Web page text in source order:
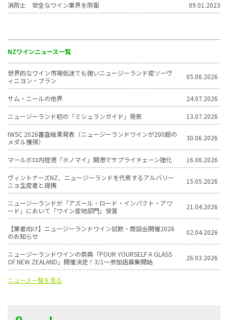
NZワインニュース一覧
世界的なワイン市場低迷でも強いニュージーランド産ソーヴ
ィニヨン・ブラン
05.08.2026
サム・ニールの他界 24.07.2026
ニュージーランド初の「ミシュランガイド」発表 13.07.2026
IWSC 2026審査結果発表（ニュージーランドワインが200超の
メダル獲得）
30.06.2026
マールボロ内陸港「ホノマイ」開港でサプライチェーン強化 16.06.2026
ヴィントナーズNZ、ニュージーランドを代表するアルバリー
ニョ生産者と提携
15.05.2026
ニュージーランドが「アズール・ロード・インパクト・アワ
ード」において「ワイン産地部門」受賞
21.04.2026
【業者向け】ニュージーランドワイン試飲・商談会開催2026
のお知らせ
02.04.2026
ニュージーランドワインの祭典「POUR YOURSELF A GLASS
OF NEW ZEALAND」開催決定！3/1〜参加店募集開始
26.03.2026
ニュース一覧を見る
消防士 安全なワイン業界を防衛 09.01.2023